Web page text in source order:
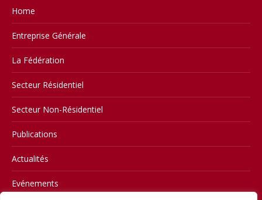
Home
Entreprise Générale
La Fédération
Secteur Résidentiel
Secteur Non-Résidentiel
Publications
Actualités
Evénements